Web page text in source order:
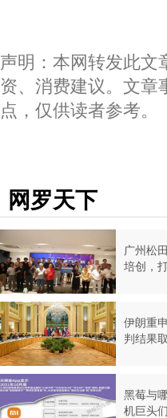
声明：本网转发此文
资、消费建议。文章
点，仅供读者参考。
网罗天下
广州松
培创，
伊朗重
判结果
黑莓与
机巨头